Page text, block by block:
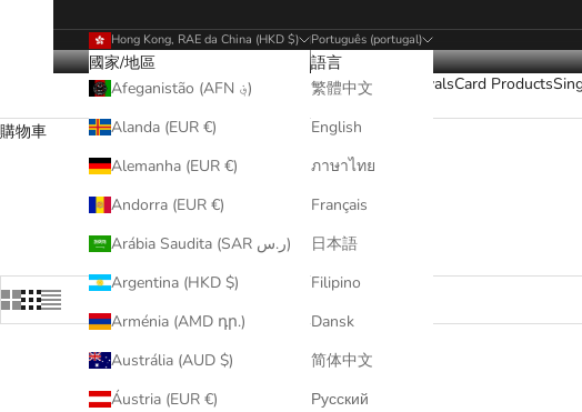
New ArrivalsCard Products
Hong Kong, RAE da China (HKD $)
國家/地區
Afeganistão (AFN ؋)
Alanda (EUR €)
Alemanha (EUR €)
Andorra (EUR €)
Arábia Saudita (SAR ر.س)
Argentina (HKD $)
Arménia (AMD դր.)
Austrália (AUD $)
Áustria (EUR €)
Português (portugal)
語言
繁體中文
English
ภาษาไทย
Français
日本語
Filipino
Dansk
简体中文
Русский
購物車